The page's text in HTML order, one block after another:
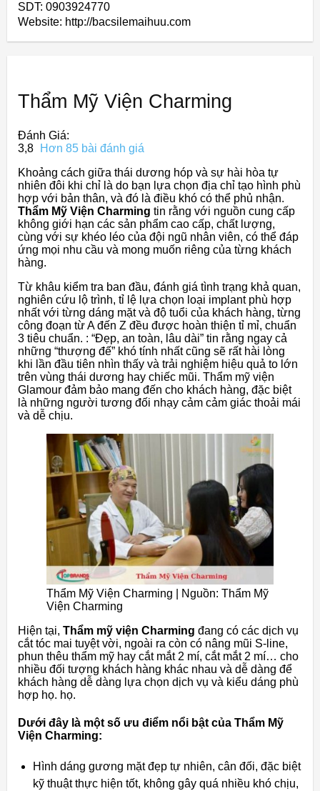
SDT: 0903924770
Website: http://bacsilemaihuu.com
Thẩm Mỹ Viện Charming
Đánh Giá:
3,8
Hơn 85 bài đánh giá
Khoảng cách giữa thái dương hóp và sự hài hòa tự
nhiên đôi khi chỉ là do bạn lựa chọn địa chỉ tạo hình phù
hợp với bản thân, và đó là điều khó có thể phủ nhận.
Thẩm Mỹ Viện Charming tin rằng với nguồn cung cấp
không giới hạn các sản phẩm cao cấp, chất lượng,
cùng với sự khéo léo của đội ngũ nhân viên, có thể đáp
ứng mọi nhu cầu và mong muốn riêng của từng khách
hàng.
Từ khâu kiểm tra ban đầu, đánh giá tình trạng khả quan,
nghiên cứu lộ trình, tỉ lệ lựa chọn loại implant phù hợp
nhất với từng dáng mặt và độ tuổi của khách hàng, từng
công đoạn từ A đến Z đều được hoàn thiện tỉ mỉ, chuẩn
3 tiêu chuẩn. : “Đẹp, an toàn, lâu dài” tin rằng ngay cả
những “thượng đế” khó tính nhất cũng sẽ rất hài lòng
khi lần đầu tiên nhìn thấy và trải nghiệm hiệu quả to lớn
trên vùng thái dương hay chiếc mũi. Thẩm mỹ viện
Glamour đảm bảo mang đến cho khách hàng, đặc biệt
là những người tương đối nhạy cảm cảm giác thoải mái
và dễ chịu.
Thẩm Mỹ Viện Charming | Nguồn: Thẩm Mỹ
Viện Charming
Hiện tại, Thẩm mỹ viện Charming đang có các dịch vụ
cắt tóc mai tuyệt vời, ngoài ra còn có nâng mũi S-line,
phun thêu thẩm mỹ hay cắt mắt 2 mí, cắt mắt 2 mí… cho
nhiều đối tượng khách hàng khác nhau và dễ dàng để
khách hàng dễ dàng lựa chọn dịch vụ và kiểu dáng phù
hợp họ. họ.
Dưới đây là một số ưu điểm nổi bật của Thẩm Mỹ
Viện Charming:
Hình dáng gương mặt đẹp tự nhiên, cân đối, đặc biệt
kỹ thuật thực hiện tốt, không gây quá nhiều khó chịu,